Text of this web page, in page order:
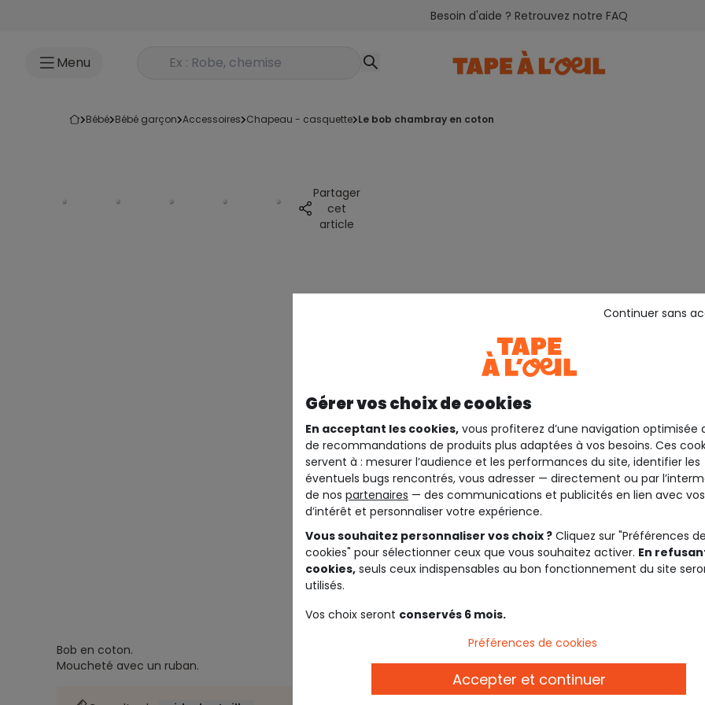
Besoin d'aide ? Retrouvez notre FAQ
Menu Rechercher un produit
bébé bébé garçon accessoires chapeau - casquette le bob chambray en coton
Partager
cet
article
Description
Bob en coton.
Moucheté avec un ruban.
Ref. 98954_02052
Rendez-vous sur notre
produits de la collection.
Gérer vos choix de cookies
En acceptant les cookies, vous profiterez d’une navigation optimisée
de recommandations de produits plus adaptées à vos besoins. Ces
servent à : mesurer l’audience et les performances du site, identifier les
éventuels bugs rencontrés, vous adresser — directement ou par
de nos partenaires — des communications et publicités en lien avec
d’intérêt et personnaliser votre expérience.
Vous souhaitez personnaliser vos choix ? Cliquez sur "Préférences de
cookies" pour sélectionner ceux que vous souhaitez activer. En
cookies, seuls ceux indispensables au bon fonctionnement du site
utilisés.
Vos choix seront conservés 6 mois.
Continuer sans
Préférences de cookies
Accepter et continuer